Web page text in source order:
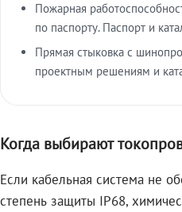
Пожарная
по паспорту. Паспорт и
Прямая стыковка с
проектным решениям и
Когда выбирают
Если кабельная система не
степень защиты IP68,